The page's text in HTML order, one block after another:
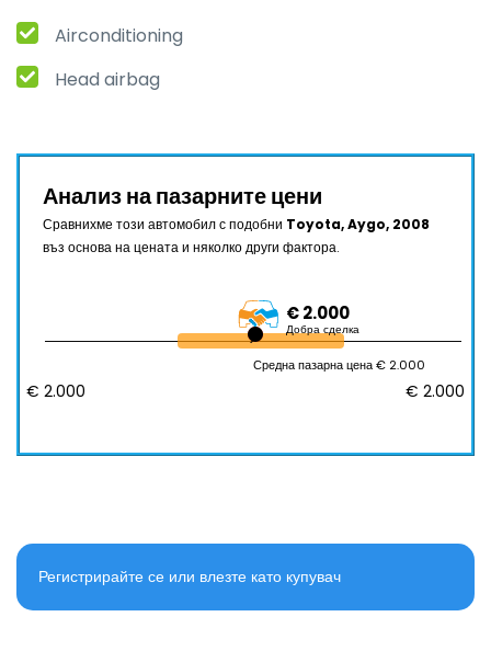
Airconditioning
Head airbag
Анализ на пазарните цени
Сравнихме този автомобил с подобни Toyota, Aygo, 2008
въз основа на цената и няколко други фактора.
€ 2.000
Добра сделка
Средна пазарна цена € 2.000
€ 2.000 € 2.000
Регистрирайте се или влезте като купувач